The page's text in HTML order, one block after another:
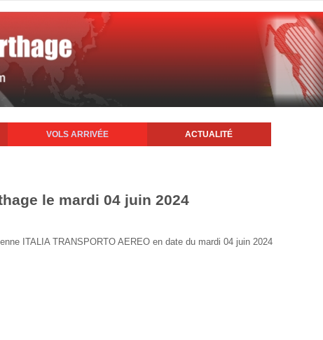
VOLS ARRIVÉE ACTUALITÉ
le mardi 04 juin 2024
ITALIA TRANSPORTO AEREO en date du mardi 04 juin 2024